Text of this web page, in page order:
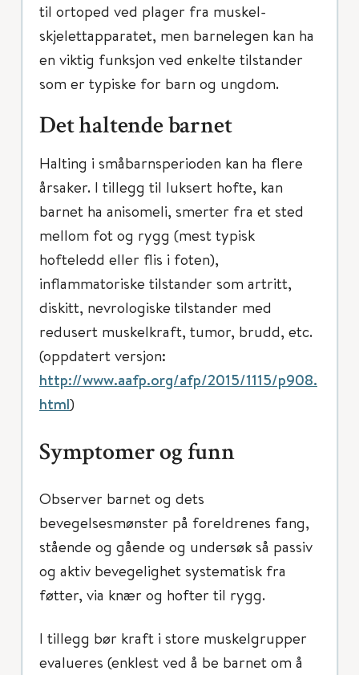
til ortoped ved plager fra muskel-
skjelettapparatet, men barnelegen kan ha
en viktig funksjon ved enkelte tilstander
som er typiske for barn og ungdom.
Det haltende barnet
Halting i småbarnsperioden kan ha flere
årsaker. I tillegg til luksert hofte, kan
barnet ha anisomeli, smerter fra et sted
mellom fot og rygg (mest typisk
hofteledd eller flis i foten),
inflammatoriske tilstander som artritt,
diskitt, nevrologiske tilstander med
redusert muskelkraft, tumor, brudd, etc.
(oppdatert versjon:
http://www.aafp.org/afp/2015/1115/p908.
html)
Symptomer og funn
Observer barnet og dets
bevegelsesmønster på foreldrenes fang,
stående og gående og undersøk så passiv
og aktiv bevegelighet systematisk fra
føtter, via knær og hofter til rygg.
I tillegg bør kraft i store muskelgrupper
evalueres (enklest ved å be barnet om å